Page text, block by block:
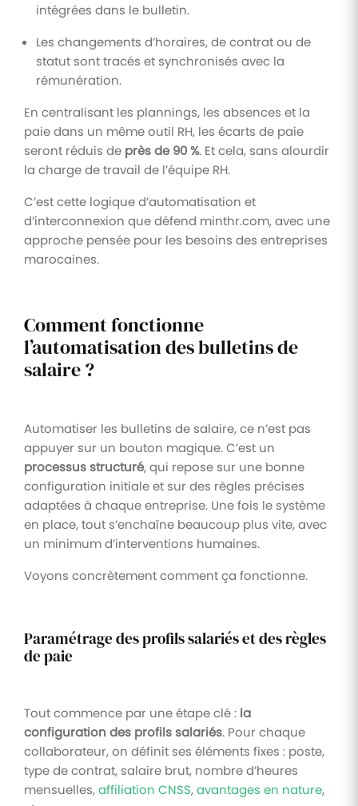
intégrées dans le bulletin.
Les changements d’horaires, de contrat ou de
statut sont tracés et synchronisés avec la
rémunération.
En centralisant les plannings, les absences et la
paie dans un même outil RH, les écarts de paie
seront réduis de près de 90 %. Et cela, sans alourdir
la charge de travail de l’équipe RH.
C’est cette logique d’automatisation et
d’interconnexion que défend minthr.com, avec une
approche pensée pour les besoins des entreprises
marocaines.
Comment fonctionne
l’automatisation des bulletins de
salaire ?
Automatiser les bulletins de salaire, ce n’est pas
appuyer sur un bouton magique. C’est un
processus structuré, qui repose sur une bonne
configuration initiale et sur des règles précises
adaptées à chaque entreprise. Une fois le système
en place, tout s’enchaîne beaucoup plus vite, avec
un minimum d’interventions humaines.
Voyons concrètement comment ça fonctionne.
Paramétrage des profils salariés et des règles
de paie
Tout commence par une étape clé : la
configuration des profils salariés. Pour chaque
collaborateur, on définit ses éléments fixes : poste,
type de contrat, salaire brut, nombre d’heures
mensuelles,affiliation CNSS,avantages en nature,